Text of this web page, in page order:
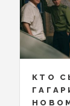
КТО